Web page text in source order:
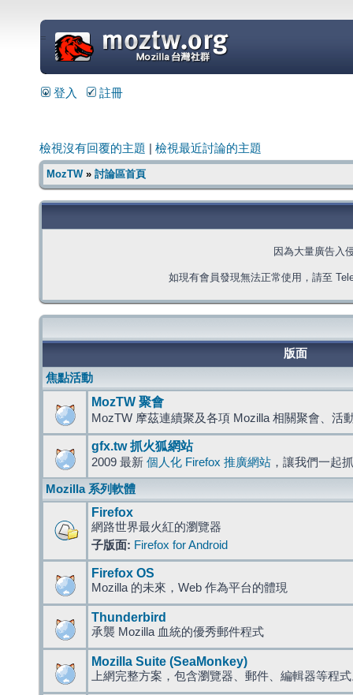
=
登入 註冊
檢視沒有回覆的主題 檢視最近討論的主題
MozTW» 討論區首頁
因為大量廣告入
如現有會員發現無法正常使用，請至
版面
焦點活動
MozTW 聚會
MozTW 摩茲連續聚及各項 Mozilla 相關聚會、活
gfx.tw 抓火狐網站
2009 最新 個人化 Firefox 推廣網站 ，讓我們一起
Mozilla 系列軟體
Firefox
網路世界最火紅的瀏覽器
子版面: Firefox for Android
Firefox OS
Mozilla 的未來，Web 作為平台的體現
Thunderbird
承襲 Mozilla 血統的優秀郵件程式
Mozilla Suite (SeaMonkey)
上網完整方案，包含瀏覽器、郵件、編輯器等程